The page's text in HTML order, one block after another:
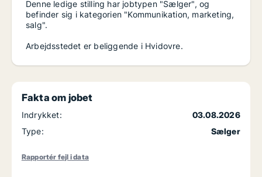
Denne ledige stilling har jobtypen "Sælger", og
befinder sig i kategorien "Kommunikation, marketing,
salg".
Arbejdsstedet er beliggende i Hvidovre.
Fakta om jobet
Indrykket:
03.08.2026
Type:
Sælger
Rapportér fejl i data